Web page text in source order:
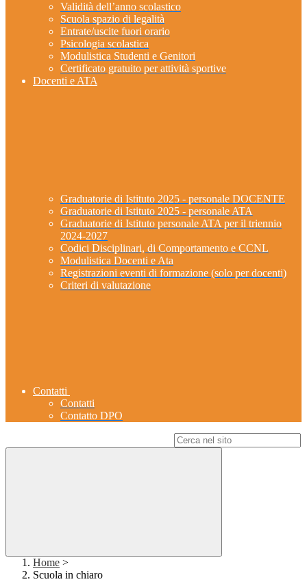
Validità dell’anno scolastico
Scuola spazio di legalità
Entrate/uscite fuori orario
Psicologia scolastica
Modulistica Studenti e Genitori
Certificato gratuito per attività sportive
Docenti e ATA
Graduatorie di Istituto 2025 - personale DOCENTE
Graduatorie di Istituto 2025 - personale ATA
Graduatorie di Istituto personale ATA per il triennio
2024-2027
Codici Disciplinari, di Comportamento e CCNL
Modulistica Docenti e Ata
Registrazioni eventi di formazione (solo per docenti)
Criteri di valutazione
Contatti
Contatti
Contatto DPO
Home >
Scuola in chiaro